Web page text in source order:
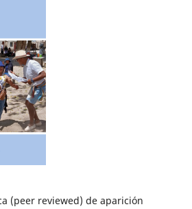
(peer reviewed) de aparición